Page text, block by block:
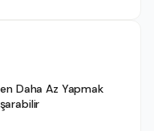
Daha Az Yapmak